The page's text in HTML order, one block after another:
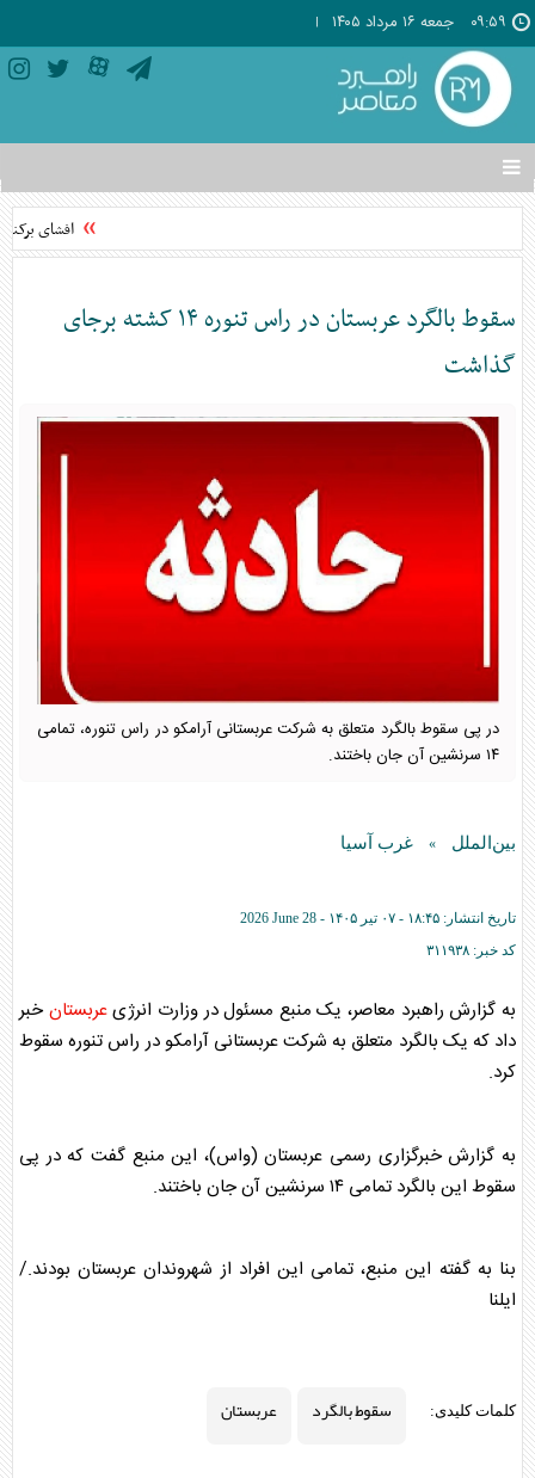
۰۹:۵۹ جمعه ۱۶ مرداد ۱۴۰۵
تغییر
وضعیت
منوی
ها
افشای
سقوط بالگرد عربستان در راس تنوره ۱۴ کشته برجای
گذاشت
در پی سقوط بالگرد متعلق به شرکت عربستانی آرامکو در راس تنوره، تمامی
۱۴ سرنشین آن جان باختند.
بین‌الملل » غرب آسیا
تاریخ انتشار: ۱۸:۴۵ - ۰۷ تير ۱۴۰۵ -
2026 June 28
کد خبر: ۳۱۱۹۳۸
به گزارش راهبرد معاصر، یک منبع مسئول در وزارت انرژیعربستانخبر
داد که یک بالگرد متعلق به شرکتعربستانی آرامکو در راس تنوره سقوط
کرد.
به گزارش خبرگزاری رسمی عربستان(واس)، این منبع گفت که در پی
سقوط این بالگرد تمامی ۱۴ سرنشین آن جان باختند.
بنا به گفته این منبع، تمامی این افراد از شهروندان عربستانبودند./
ایلنا
کلمات کلیدی: سقوط بالگرد عربستان